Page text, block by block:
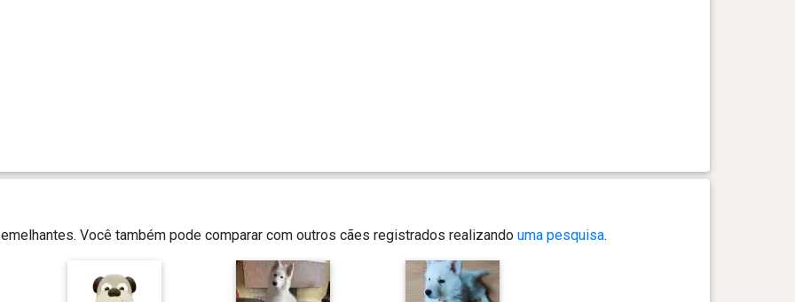
Você também pode comparar com outros cães registrados realizando uma pesquisa.